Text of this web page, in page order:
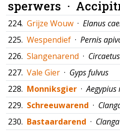
sperwers ·
224. Grijze Wouw · Elanus
225. Wespendief · Pernis
226. Slangenarend ·
227. Vale Gier · Gyps fulvus
228. Monniksgier ·
229. Schreeuwarend ·
230. Bastaardarend ·